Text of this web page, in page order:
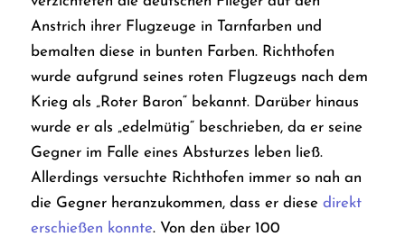
Anstrich ihrer Flugzeuge in Tarnfarben und
bemalten diese in bunten Farben. Richthofen
wurde aufgrund seines roten Flugzeugs nach dem
Krieg als „Roter Baron“ bekannt. Darüber hinaus
wurde er als „edelmütig“ beschrieben, da er seine
Gegner im Falle eines Absturzes leben ließ.
Allerdings versuchte Richthofen immer so nah an
die Gegner heranzukommen, dass er diese direkt
erschießen konnte. Von den über 100